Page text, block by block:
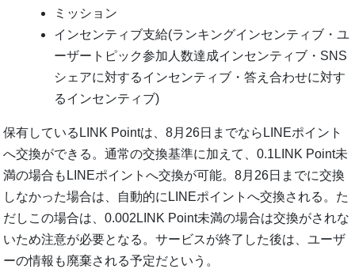
ミッション
インセンティブ支給(ランキングインセンティブ・ユ
ーザートピック参加人数達成インセンティブ・SNS
シェアに対するインセンティブ・答え合わせに対す
るインセンティブ)
保有しているLINK Pointは、8月26日までならLINEポイント
へ交換ができる。通常の交換基準に加えて、0.1LINK Point未
満の場合もLINEポイントへ交換が可能。8月26日までに交換
しなかった場合は、自動的にLINEポイントへ交換される。た
だしこの場合は、0.002LINK Point未満の場合は交換がされな
いため注意が必要となる。サービスが終了した後は、ユーザ
ーの情報も廃棄される予定だという。